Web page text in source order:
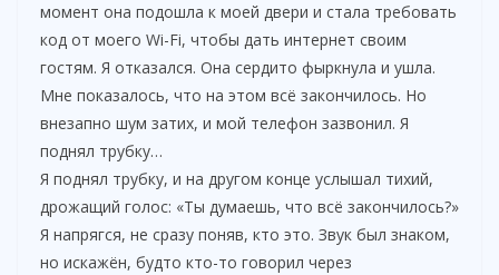
момент она подошла к моей двери и стала требовать
код от моего Wi-Fi, чтобы дать интернет своим
гостям. Я отказался. Она сердито фыркнула и ушла.
Мне показалось, что на этом всё закончилось. Но
внезапно шум затих, и мой телефон зазвонил. Я
поднял трубку…
Я поднял трубку, и на другом конце услышал тихий,
дрожащий голос: «Ты думаешь, что всё закончилось?»
Я напрягся, не сразу поняв, кто это. Звук был знаком,
но искажён, будто кто-то говорил через